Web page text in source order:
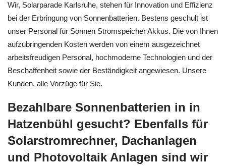
Wir, Solarparade Karlsruhe, stehen für Innovation und Effizienz
bei der Erbringung von Sonnenbatterien. Bestens geschult ist
unser Personal für Sonnen Stromspeicher Akkus. Die von Ihnen
aufzubringenden Kosten werden von einem ausgezeichnet
arbeitsfreudigen Personal, hochmoderne Technologien und der
Beschaffenheit sowie der Beständigkeit angewiesen. Unsere
Kunden, alle Vorzüge für Sie.
Bezahlbare Sonnenbatterien in in
Hatzenbühl gesucht? Ebenfalls für
Solarstromrechner, Dachanlagen
und Photovoltaik Anlagen sind wir